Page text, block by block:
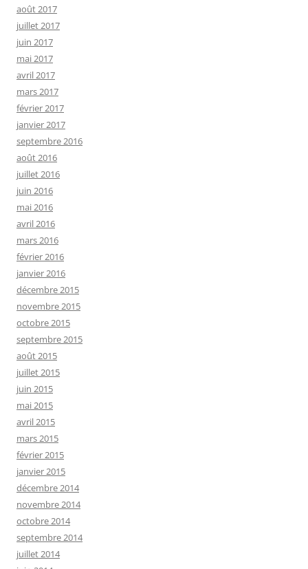
août 2017
juillet 2017
juin 2017
mai 2017
avril 2017
mars 2017
février 2017
janvier 2017
septembre 2016
août 2016
juillet 2016
juin 2016
mai 2016
avril 2016
mars 2016
février 2016
janvier 2016
décembre 2015
novembre 2015
octobre 2015
septembre 2015
août 2015
juillet 2015
juin 2015
mai 2015
avril 2015
mars 2015
février 2015
janvier 2015
décembre 2014
novembre 2014
octobre 2014
septembre 2014
juillet 2014